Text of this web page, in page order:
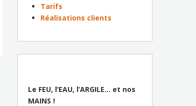
Tarifs
Réalisations clients
Le FEU, l’EAU, l’ARGILE… et nos
MAINS !